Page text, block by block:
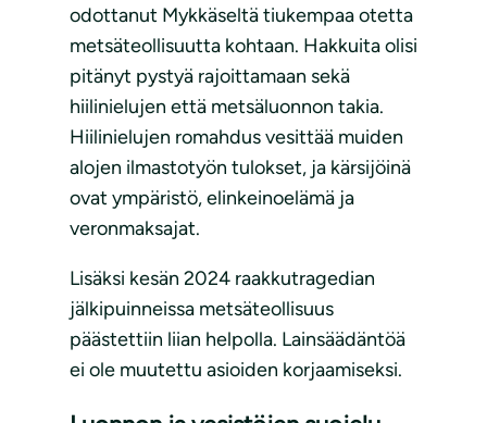
odottanut Mykkäseltä tiukempaa otetta
metsäteollisuutta kohtaan. Hakkuita olisi
pitänyt pystyä rajoittamaan sekä
hiilinielujen että metsäluonnon takia.
Hiilinielujen romahdus vesittää muiden
alojen ilmastotyön tulokset, ja kärsijöinä
ovat ympäristö, elinkeinoelämä ja
veronmaksajat.
Lisäksi kesän 2024 raakkutragedian
jälkipuinneissa metsäteollisuus
päästettiin liian helpolla. Lainsäädäntöä
ei ole muutettu asioiden korjaamiseksi.